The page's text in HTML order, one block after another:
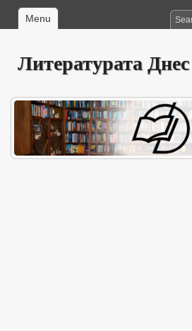
Menu
Литературата Днес